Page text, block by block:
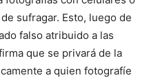
sufragar. Esto, luego de
falso atribuido a las
que se privará de la
a quien fotografíe